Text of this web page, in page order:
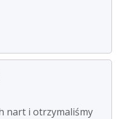
nart i otrzymaliśmy